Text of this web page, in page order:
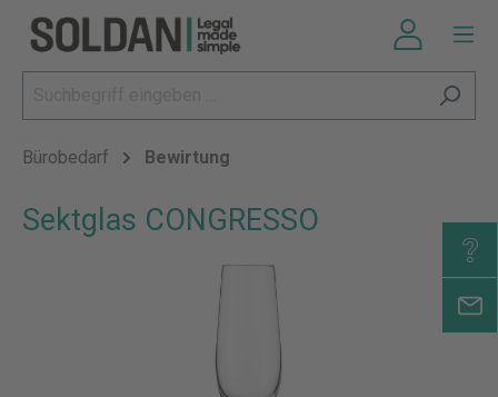
Bürobedarf Bewirtung
Sektglas CONGRESSO